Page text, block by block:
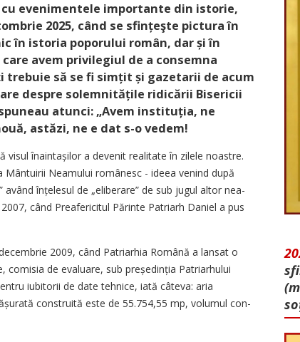
evenimentele importante din istorie,
2025, când se sfințeşte pictura în
în istoria poporului român, dar și în
avem privilegiul de a consemna
să se fi simțit și gazetarii de acum
despre solemnitățile ridicării Bisericii
atunci: „Avem instituția, ne
astăzi, ne e dat s-o vedem!
visul înain­tașilor a devenit realitate în zilele noastre.
Neamului românesc - ideea venind după
înțelesul de „eliberare” de sub jugul altor nea­
când Preafericitul Părinte Patriarh Daniel a pus
2009, când Patriarhia Română a lansat o
comisia de evaluare, sub preșe­dinția Patriarhului
iubitorii de date tehnice, iată câteva: aria
construită este de 55.754,55 mp, volumul con­